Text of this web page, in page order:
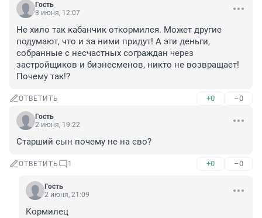
Гость
3 июня, 12:07
Не хило так кабанчик откормился. Может другие
подумают, что и за ними придут! А эти деньги,
собранные с несчастных сограждан через
застройщиков и бизнесменов, никто не возвращает!
Почему так!?
ОТВЕТИТЬ +0 –0
Гость
2 июня, 19:22
Старший сын почему не на сво?
ОТВЕТИТЬ 1 +0 –0
Гость
2 июня, 21:09
Кормилец